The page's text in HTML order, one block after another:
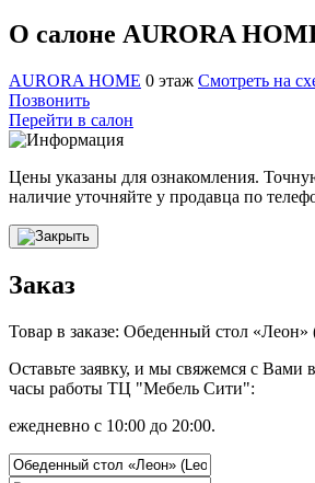
О салоне AURORA
AURORA HOME 0 этаж Смотреть на
Позвонить
Перейти в салон
Цены указаны для ознакомления.
наличие уточняйте у продавца по
Заказ
Товар в заказе: Обеденный стол «Леон»
Оставьте заявку, и мы свяжемся с Вами
часы работы ТЦ "Мебель Сити":
ежедневно с 10:00 до 20:00.